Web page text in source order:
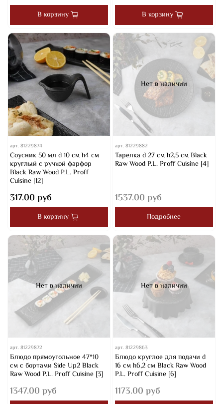
В корзину В корзину
арт.81229874
Соусник 50 мл d 10 см h4 см
круглый с ручкой фарфор
Black Raw Wood P.L. Proff
Cuisine [12]
317.00 руб
В корзину
Нет в наличии
арт.81229882
Тарелка d 27 см h2,5 см Black
Raw Wood P.L. Proff Cuisine [4]
1537.00 руб
Подробнее
Нет в наличии
арт.81229872
Блюдо прямоугольное 47*10
см с бортами Side Up2 Black
Raw Wood P.L. Proff Cuisine [3]
1347.00 руб
Нет в наличии
арт.81229863
Блюдо круглое для подачи d
16 см h6,2 см Black Raw Wood
P.L. Proff Cuisine [6]
1173.00 руб